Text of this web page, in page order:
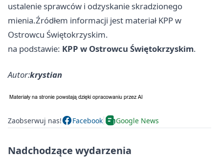
ustalenie sprawców i odzyskanie skradzionego
mienia.Źródłem informacji jest materiał KPP w
Ostrowcu Świętokrzyskim.
na podstawie: KPP w Ostrowcu Świętokrzyskim.
Autor:krystian
Zaobserwuj nas! Facebook Google News
Nadchodzące wydarzenia